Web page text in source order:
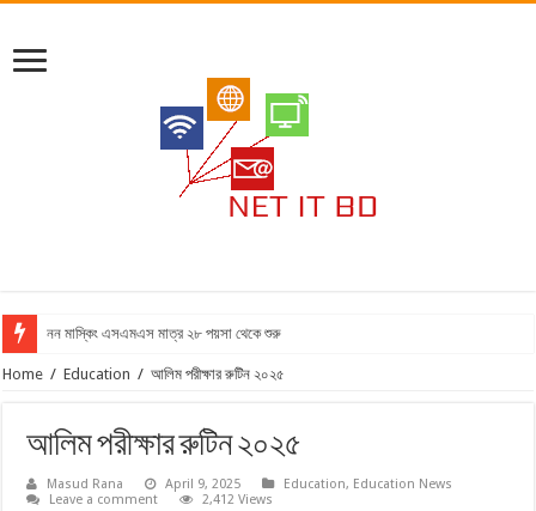
নন মাস্কিং এসএমএস মাত্র ২৮ পয়সা থেকে শুরু
Home / Education / আলিম পরীক্ষার রুটিন ২০২৫
আলিম পরীক্ষার রুটিন ২০২৫
Masud Rana April 9, 2025 Education, Education News
Leave a comment
2,412 Views